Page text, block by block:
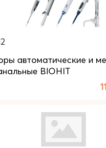
автоматические и
BIOHIT